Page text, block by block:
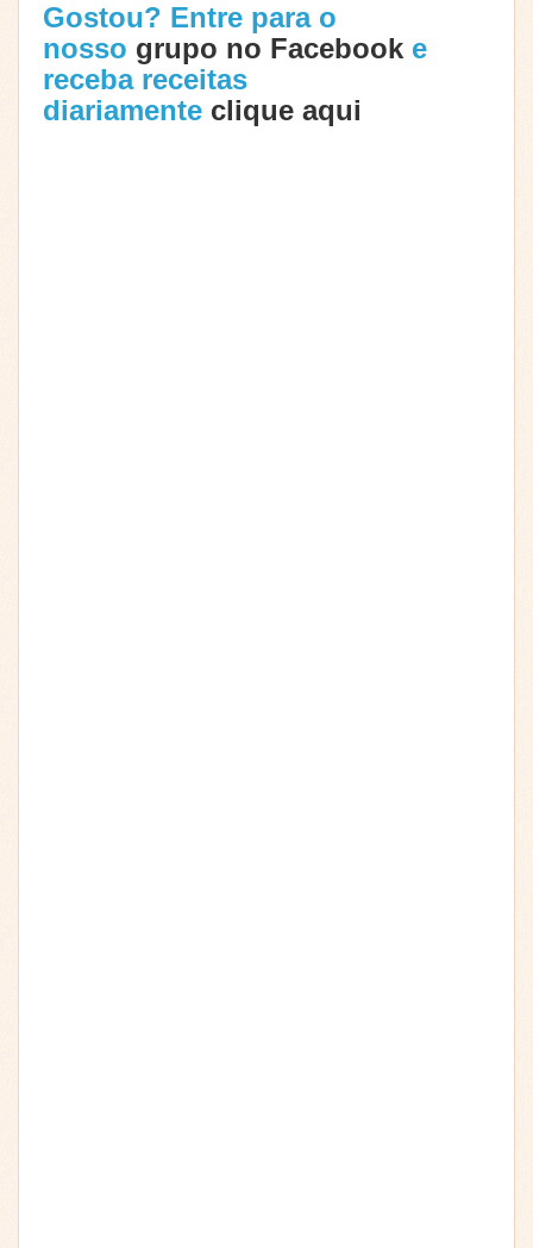
Gostou? Entre para o
nosso grupo no Facebook e
receba receitas
diariamente clique aqui